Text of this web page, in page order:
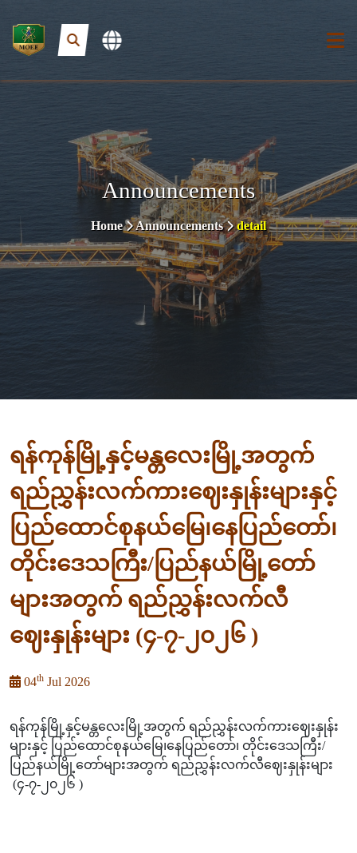
Announcements
Home Announcements detail
ရန်ကုန်မြို့နှင့်မန္တလေးမြို့အတွက်
ရည်ညွှန်းလက်ကားဈေးနှုန်းများနှင့်
ပြည်ထောင်စုနယ်မြေ၊နေပြည်တော်၊
တိုင်းဒေသကြီး/ပြည်နယ်မြို့တော်
များအတွက် ရည်ညွှန်းလက်လီ
ဈေးနှုန်းများ (၄-၇-၂၀၂၆ )
04th Jul 2026
ရန်ကုန်မြို့နှင့်မန္တလေးမြို့အတွက် ရည်ညွှန်းလက်ကားဈေးနှုန်း
များနှင့် ပြည်ထောင်စုနယ်မြေ၊နေပြည်တော်၊ တိုင်းဒေသကြီး/
ပြည်နယ်မြို့တော်များအတွက် ရည်ညွှန်းလက်လီဈေးနှုန်းများ
(၄-၇-၂၀၂၆ )